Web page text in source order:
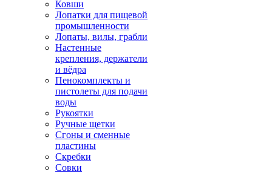
Ковши
Лопатки для пищевой
промышленности
Лопаты, вилы, грабли
Настенные
крепления, держатели
и вёдра
Пенокомплекты и
пистолеты для подачи
воды
Рукоятки
Ручные щетки
Сгоны и сменные
пластины
Скребки
Совки